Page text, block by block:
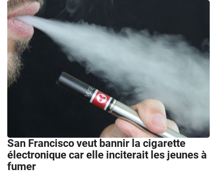
San Francisco veut bannir la cigarette
électronique car elle inciterait les jeunes à
fumer